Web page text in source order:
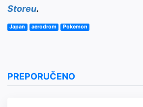
Storeu.
Japan aerodrom Pokemon
PREPORUČENO